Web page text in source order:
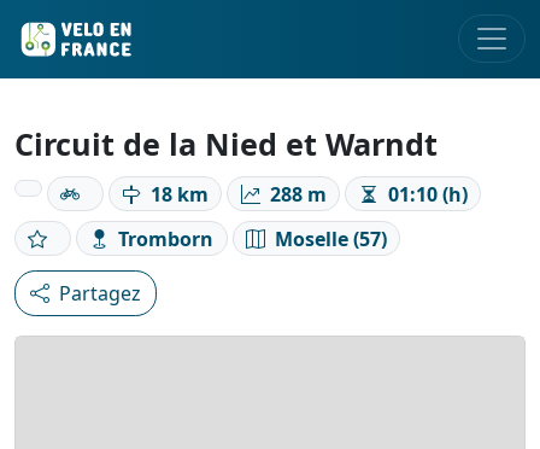
Circuit de la Nied et Warndt
18 km 288 m
01:10 (h)
Tromborn
Moselle (57)
Partagez